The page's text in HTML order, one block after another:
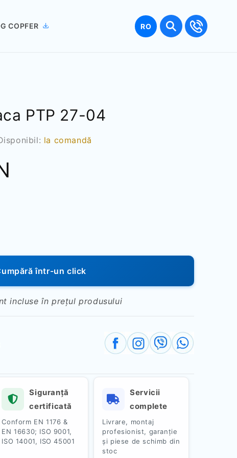
COPFER Limbă
RO
PTP 27-04
la comandă
într-un click
incluse în prețul produsului
Siguranță
certificată
Conform EN 1176 &
EN 16630; ISO 9001,
ISO 14001, ISO 45001
Servicii
complete
Livrare, montaj
profesionist, garanție
și piese de schimb din
stoc